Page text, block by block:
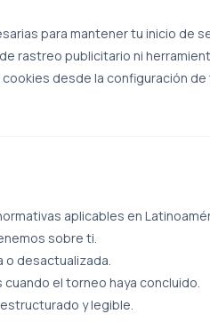
para mantener tu inicio de
rastreo publicitario ni
desde la configuración de
aplicables en
sobre ti.
o desactualizada.
el torneo haya concluido.
y legible.